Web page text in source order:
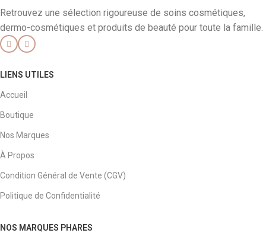
Retrouvez une sélection rigoureuse de soins cosmétiques,
dermo-cosmétiques et produits de beauté pour toute la famille.
LIENS UTILES
Accueil
Boutique
Nos Marques
À Propos
Condition Général de Vente (CGV)
Politique de Confidentialité
NOS MARQUES PHARES